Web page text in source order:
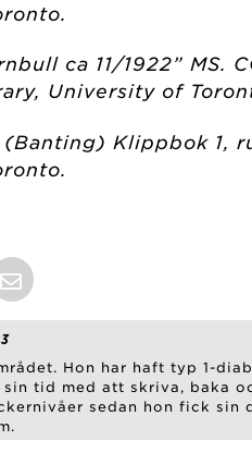
ca 11/1922” MS.
University of
Klippbok 1,
Hon har haft typ 1-
tid med att skriva, baka
sedan hon fick sin